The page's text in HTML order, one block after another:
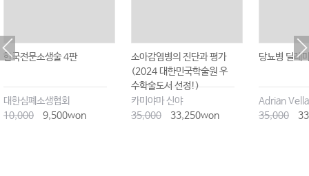
한국전문소생술 4판
대한심폐소생협회
10,000
9,500won
소아감염병의 진단과 평가
(2024 대한민국학술원 우
수학술도서 선정!)
카미야마 신야
35,000
33,250won
당뇨병 딜레
Adrian Vella
35,000